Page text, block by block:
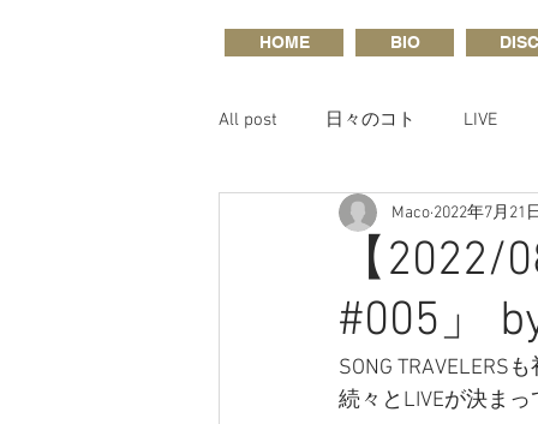
HOME BIO
All post 日々のコト LIVE
【
#005」
Maco 2022年7月21
SONG
続々とLIVEが決ま